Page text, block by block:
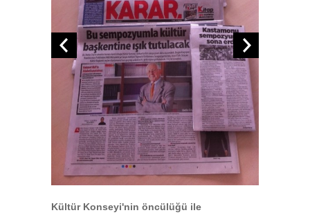
Kültür Konseyi'nin öncülüğü ile